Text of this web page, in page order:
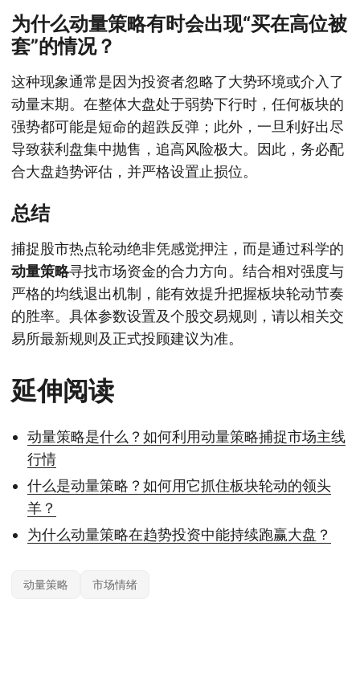
为什么动量策略有时会出现“买在高位被
套”的情况？
这种现象通常是因为投资者忽略了大势环境或介入了
动量末期。在整体大盘处于弱势下行时，任何板块的
强势都可能是短命的超跌反弹；此外，一旦利好出尽
导致获利盘集中抛售，追高风险极大。因此，务必配
合大盘趋势评估，并严格设置止损位。
总结
捕捉股市热点轮动绝非凭感觉押注，而是通过科学的
动量策略寻找市场资金的合力方向。结合相对强度与
严格的均线退出机制，能有效提升把握板块轮动节奏
的胜率。具体参数设置及个股交易规则，请以相关交
易所最新规则及正式投顾建议为准。
延伸阅读
动量策略是什么？如何利用动量策略捕捉市场主线
行情
什么是动量策略？如何用它抓住板块轮动的领头
羊？
为什么动量策略在趋势投资中能持续跑赢大盘？
动量策略 市场情绪